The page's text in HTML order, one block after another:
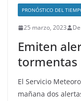
PRONÓSTICO DEL
25 marzo, 2023
Emiten
tormentas
El Servicio
mañana dos